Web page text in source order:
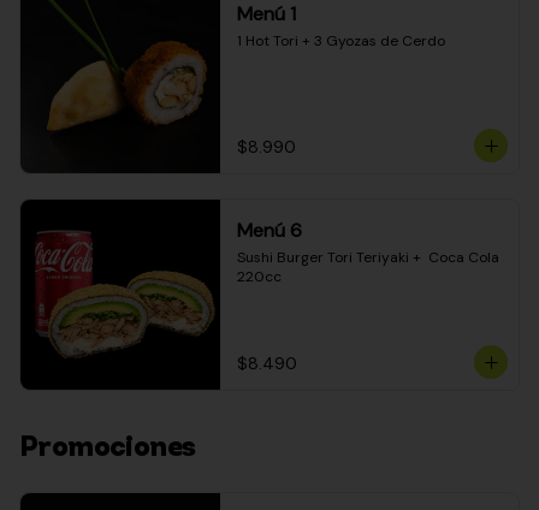
Menú 1
1 Hot Tori + 3 Gyozas de Cerdo
$8.990
Menú 6
Sushi Burger Tori Teriyaki +  Coca Cola
220cc
$8.490
Promociones